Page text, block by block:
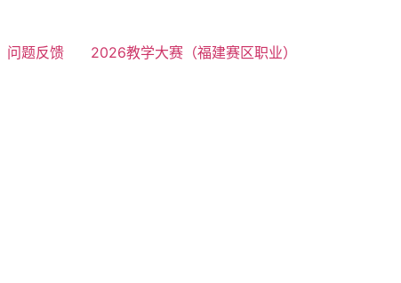
问题反馈 2026教学大赛（福建赛区职业）